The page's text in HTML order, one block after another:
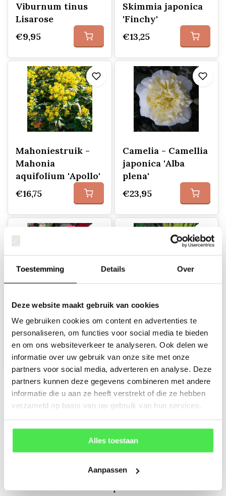
Toestemming Details Over
Deze website maakt gebruik van cookies
We gebruiken cookies om content en advertenties te
personaliseren, om functies voor social media te bieden
en om ons websiteverkeer te analyseren. Ook delen we
informatie over uw gebruik van onze site met onze
partners voor social media, adverteren en analyse. Deze
partners kunnen deze gegevens combineren met andere
informatie die u aan ze heeft verstrekt of die ze hebben
verzameld op basis van uw gebruik van hun services.
Alles toestaan
Aanpassen
Viburnum tinus
Lisarose
€9,95
Skimmia japonica
'Finchy'
€13,25
Mahoniestruik -
Mahonia
aquifolium 'Apollo'
€16,75
Camelia - Camellia
japonica 'Alba
plena'
€23,95
Camelia op stam -
Camellia japonica
'Dr. King'
€72,00
Mahoniestruik -
Mahonia media
'Winter Sun'
€13,75
1 2 3
Winterbloeiers zijn planten die bloeien tijdens
herfst, winter of het vroege voorjaar. Hier zijn